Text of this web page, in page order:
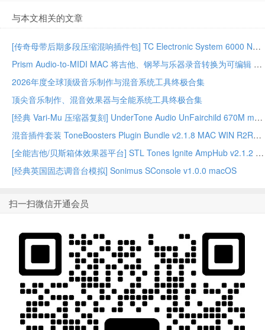
与本文相关的文章
[传奇母带后期多段压缩混响插件包] TC Electronic System 6000 Native Series Bundle 02.2026-GUISEPPE [MacOSX]（203MB）
Prism Audio-to-MIDI MAC 将吉他、钢琴与乐器录音转换为可编辑 MIDI
2026年度全球顶级音乐制作与混音系统工具终极合集
顶尖音乐制作、混音效果器与全能系统工具终极合集
[经典 Vari-Mu 压缩器复刻] UnderTone Audio UnFairchild 670M mkII v1.0.8 WiN/MAC – BUBBiX
混音插件套装 ToneBoosters Plugin Bundle v2.1.8 MAC WIN R2R版本
[全能吉他/贝斯箱体效果器平台] STL Tones Ignite AmpHub v2.1.2 2026.07 WiN – ItUsed
[经典英国固态调音台模拟] Sonimus SConsole v1.0.0 macOS
扫一扫微信开通会员